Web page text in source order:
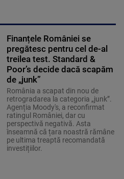
Finanțele României se
pregătesc pentru cel de-al
treilea test. Standard &
Poor’s decide dacă scapăm
de „junk”
România a scapat din nou de
retrogradarea la categoria „junk”.
Agenția Moody's, a reconfirmat
ratingul României, dar cu
perspectivă negativă. Asta
înseamnă că țara noastră rămâne
pe ultima treaptă recomandată
investițiilor.